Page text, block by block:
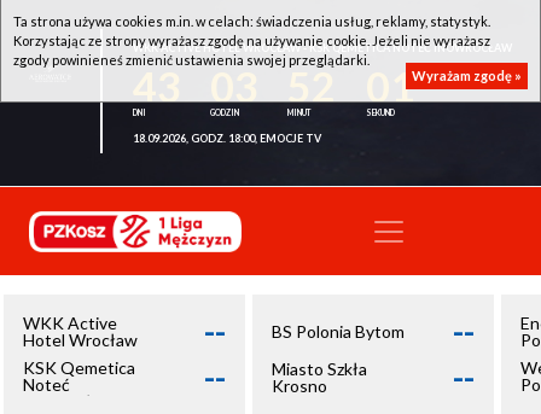
WKK ACTIVE HOTEL WROCŁAW - KSK QEMETICA NOTEĆ INOWROCŁAW
00
18.09.2026, GODZ. 18:00, EMOCJE TV
WKK Active
Hotel Wrocław
--
KSK Qemetica
Noteć
Inowrocław
--
BS Polonia Bytom --
Miasto Szkła
Krosno
--
Ta strona używa cookies m.in. w celach: świadczenia usług, reklamy, statystyk.
Korzystając ze strony wyrażasz zgodę na używanie cookie. Jeżeli nie wyrażasz
zgody powinieneś zmienić ustawienia swojej przeglądarki.
Wyrażam zgodę »